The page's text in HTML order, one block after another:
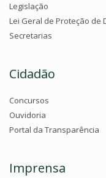
Legislação
Lei Geral de Proteção de
Secretarias
Cidadão
Concursos
Ouvidoria
Portal da Transparência
Imprensa